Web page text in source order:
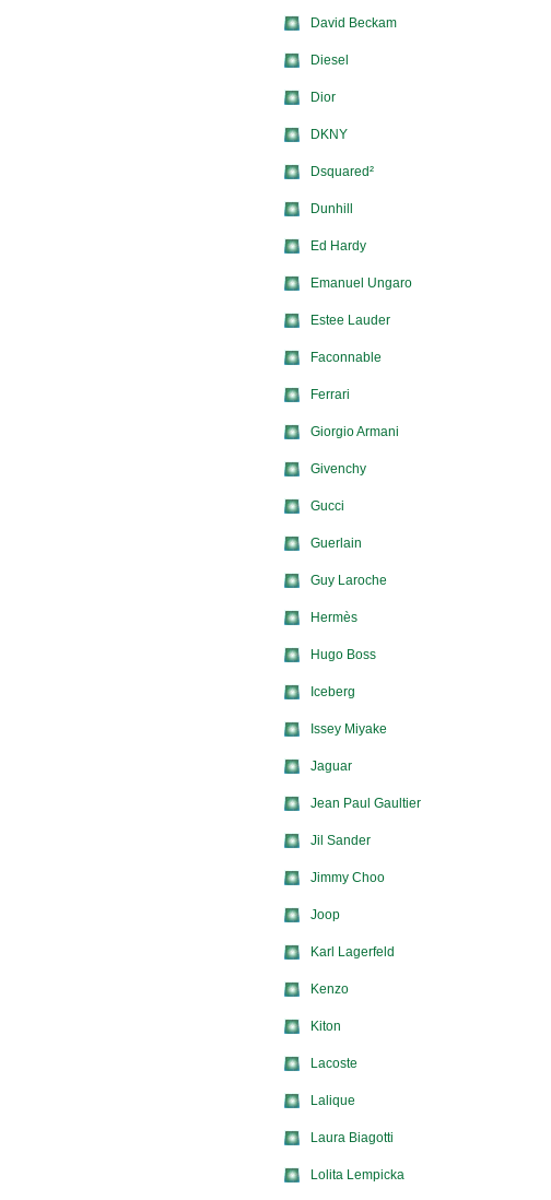
David Beckam
Diesel
Dior
DKNY
Dsquared²
Dunhill
Ed Hardy
Emanuel Ungaro
Estee Lauder
Faconnable
Ferrari
Giorgio Armani
Givenchy
Gucci
Guerlain
Guy Laroche
Hermès
Hugo Boss
Iceberg
Issey Miyake
Jaguar
Jean Paul Gaultier
Jil Sander
Jimmy Choo
Joop
Karl Lagerfeld
Kenzo
Kiton
Lacoste
Lalique
Laura Biagotti
Lolita Lempicka